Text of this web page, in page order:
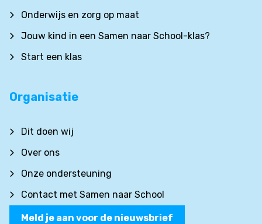
Onderwijs en zorg op maat
Jouw kind in een Samen naar School-klas?
Start een klas
Organisatie
Dit doen wij
Over ons
Onze ondersteuning
Contact met Samen naar School
Meld je aan voor de nieuwsbrief